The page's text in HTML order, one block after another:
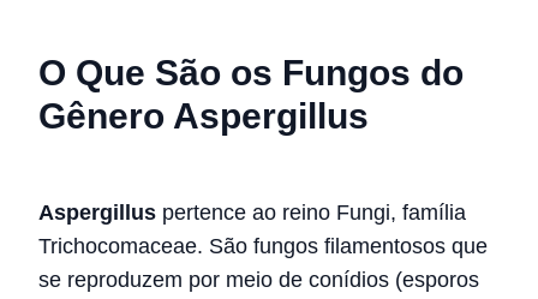
O Que São os Fungos do
Gênero Aspergillus
Aspergillus pertence ao reino Fungi, família
Trichocomaceae. São fungos filamentosos que
se reproduzem por meio de conídios (esporos